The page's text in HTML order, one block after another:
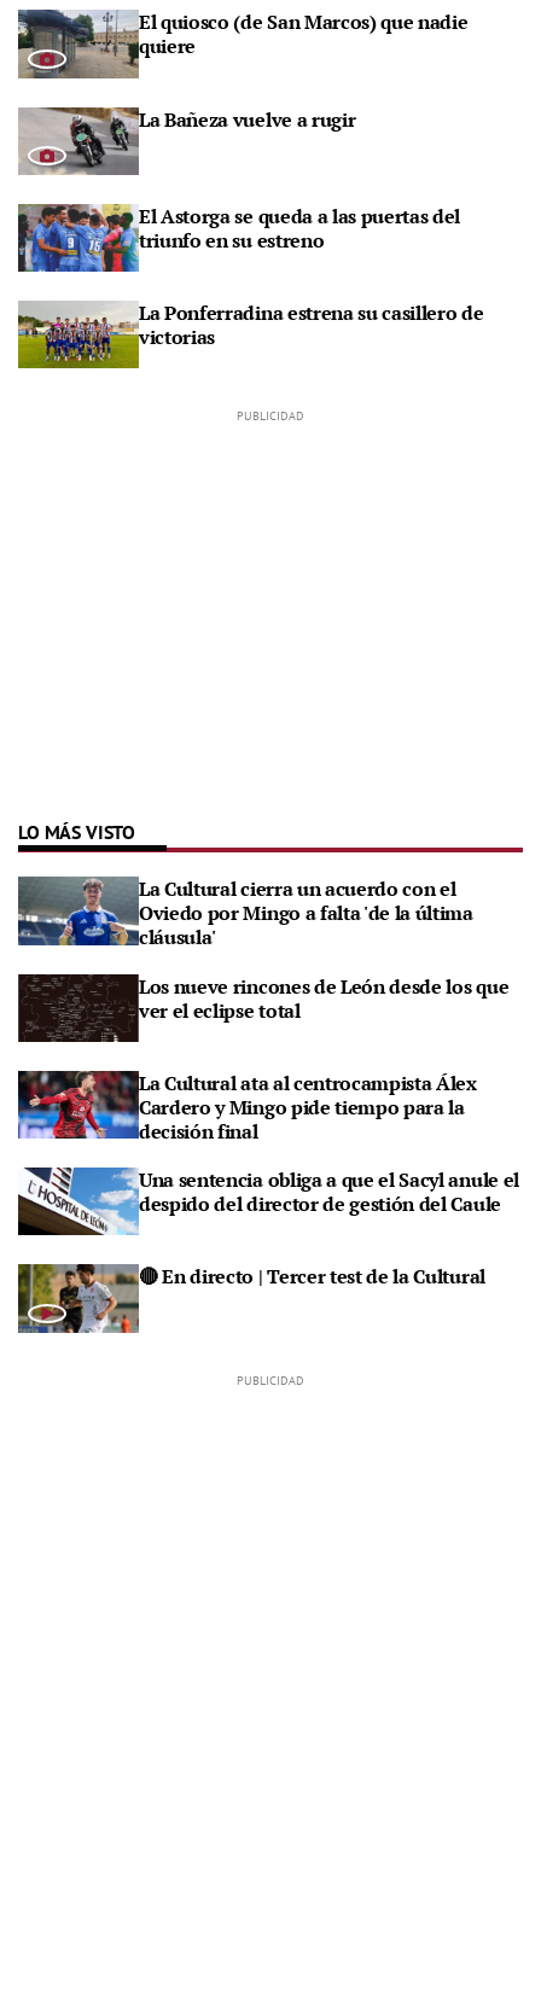
El quiosco (de San Marcos) que nadie
quiere
La Bañeza vuelve a rugir
El Astorga se queda a las puertas del
triunfo en su estreno
La Ponferradina estrena su casillero de
victorias
LO MÁS VISTO
La Cultural cierra un acuerdo con el
Oviedo por Mingo a falta 'de la última
cláusula'
Los nueve rincones de León desde los que
ver el eclipse total
La Cultural ata al centrocampista Álex
Cardero y Mingo pide tiempo para la
decisión final
Una sentencia obliga a que el Sacyl anule el
despido del director de gestión del Caule
🔴 En directo | Tercer test de la Cultural